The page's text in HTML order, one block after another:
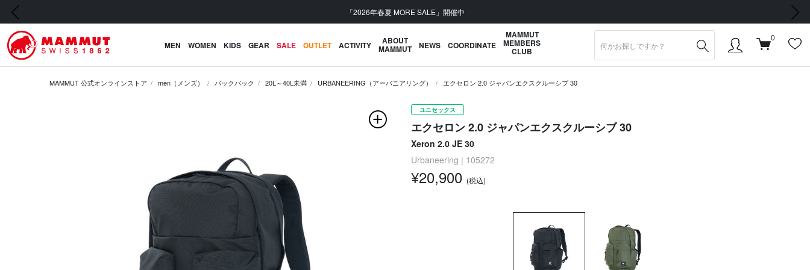
【UVケア】紫外線プロテクション機能付きプロダクト
前の画像 次の画像
MEN WOMEN KIDS GEAR SALE OUTLET ACTIVITY ABOUT
MAMMUT NEWS COORDINATE
MAMMUT
MEMBERS
CLUB
0
MAMMUT 公式オンラインストア men（メンズ） バックパック 20L～40L未満 URBANEERING（アーバニアリング） エクセロン 2.0 ジャパンエクスクルーシブ 30
ユニセックス
エクセロン 2.0 ジャパンエクスクルーシブ 30
Xeron 2.0 JE 30
Urbaneering | 105272
¥20,900 (税込)